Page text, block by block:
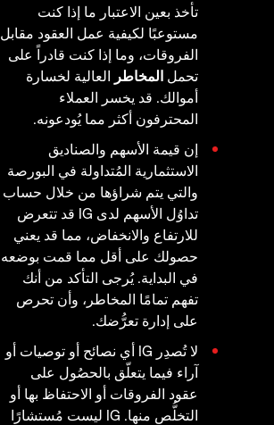
تأخذ بعين الاعتبار ما إذا كنت
مستوعبًا لكيفية عمل العقود مقابل
الفروقات، وما إذا كنت قادراً على
تحمل المخاطر العالية لخسارة
أموالك. قد يخسر العملاء
المحترفون أكثر مما يُودعونه.
إن قيمة الأسهم والصناديق
الاستثمارية المُتداولة في البورصة
والتي يتم شراؤها من خلال حساب
تداوُل الأسهم لدى IG قد تتعرض
للارتفاع والانخفاض، مما قد يعني
حصولك على أقل مما قمت بوضعه
في البداية. يُرجى التأكد من أنك
تفهم تمامًا المخاطر، وأن تحرص
على إدارة تعرُّضك.
لا تُصدِر IG أي نصائح أو توصيات أو
آراء فيما يتعلّق بالحصُول على
عقود الفروقات أو الاحتفاظ بها أو
التخلُّص منها. IG ليست مُستشارًا